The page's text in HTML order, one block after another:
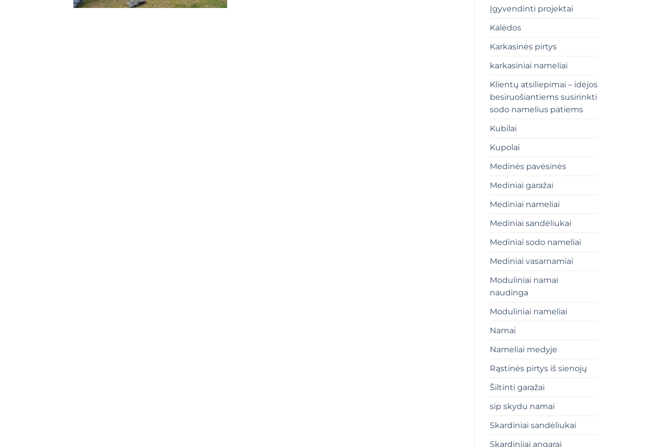
Įgyvendinti projektai
Kalėdos
Karkasinės pirtys
karkasiniai nameliai
Klientų atsiliepimai – idėjos
besiruošiantiems susirinkti
sodo namelius patiems
Kubilai
Kupolai
Medinės pavėsinės
Mediniai garažai
Mediniai nameliai
Mediniai sandėliukai
Mediniai sodo nameliai
Mediniai vasarnamiai
Moduliniai namai
naudinga
Moduliniai nameliai
Namai
Nameliai medyje
Rąstinės pirtys iš sienojų
Šiltinti garažai
sip skydu namai
Skardiniai sandėliukai
Skardiniiai angarai